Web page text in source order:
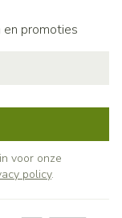
promoties
voor onze
policy.